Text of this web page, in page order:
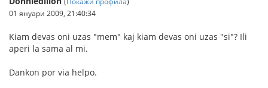
01 януари 2009, 21:40:34
Kiam devas oni uzas "mem" kaj kiam devas oni uzas "si"? Ili
aperi la sama al mi.
Dankon por via helpo.